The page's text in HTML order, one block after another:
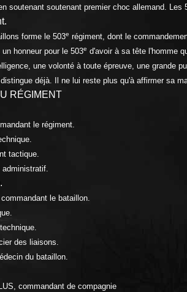
soutenant soutenant premier choc allemand. Les
forme le 503e régiment, dont le
honneur pour le 503e d'avoir à sa tête l'homme
une volonté à toute épreuve, une grande
déjà. Il ne lui reste plus qu'à affirmer sa
RÉGIMENT
le régiment.
tactique.
administratif.
le bataillon.
des liaisons.
du bataillon.
commandant de compagnie